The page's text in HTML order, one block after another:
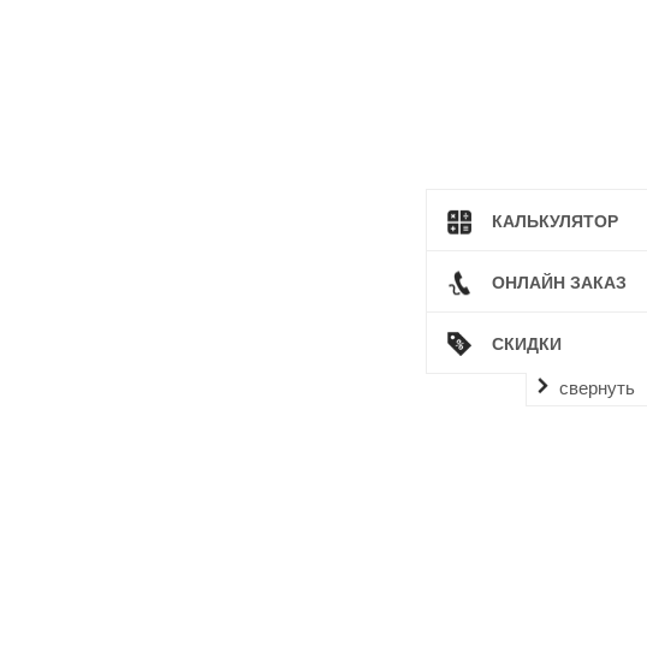
КАЛЬКУЛЯТОР
ОНЛАЙН ЗАКАЗ
СКИДКИ
свернуть